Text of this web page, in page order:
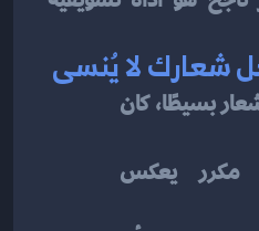
شعارك لا يُنسى